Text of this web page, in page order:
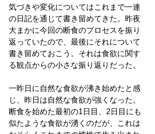
気づきや変化についてはこれまで一連
の日記を通じて書き留めてきた。昨夜
大まかに今回の断食のプロセスを振り
返っていたので、最後にそれについて
書き留めておこう。それは食欲に関す
る観点からの小さな振り返りだった。
一昨日に自然な食欲が沸き始めたと感
じ、昨日は自然な食欲が強くなった。
断食を始めた最初の1日目、2日目にも
似たような食欲が湧くのだが、これは